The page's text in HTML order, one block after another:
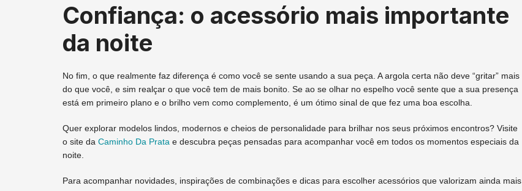
Confiança: o acessório mais importante
da noite
No fim, o que realmente faz diferença é como você se sente usando a sua peça. A argola certa não deve “gritar” mais
do que você, e sim realçar o que você tem de mais bonito. Se ao se olhar no espelho você sente que a sua presença
está em primeiro plano e o brilho vem como complemento, é um ótimo sinal de que fez uma boa escolha.
Quer explorar modelos lindos, modernos e cheios de personalidade para brilhar nos seus próximos encontros? Visite
o site da Caminho Da Prata e descubra peças pensadas para acompanhar você em todos os momentos especiais da
noite.
Para acompanhar novidades, inspirações de combinações e dicas para escolher acessórios que valorizam ainda mais